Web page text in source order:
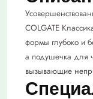
COLGATE
формы глубоко и
а подушечка для
вызывающие